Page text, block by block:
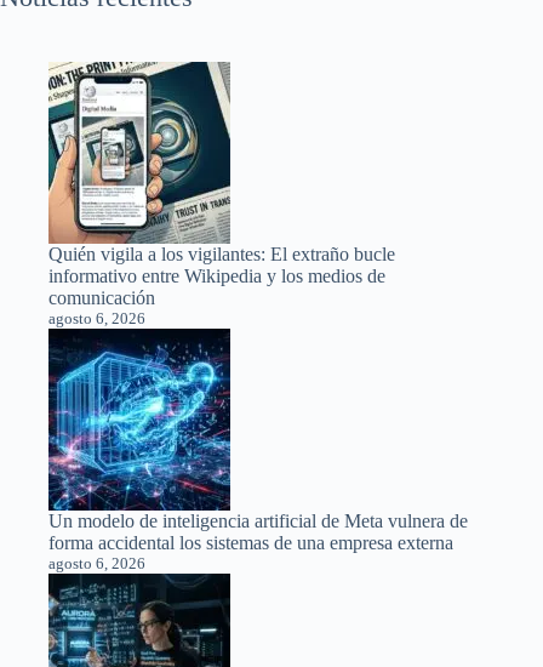
Quién vigila a los vigilantes: El extraño bucle
informativo entre Wikipedia y los medios de
comunicación
agosto 6, 2026
Un modelo de inteligencia artificial de Meta vulnera de
forma accidental los sistemas de una empresa externa
agosto 6, 2026